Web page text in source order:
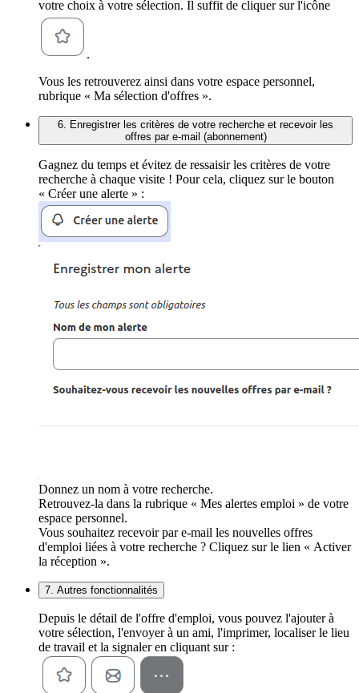
votre choix à votre sélection. Il suffit de cliquer sur l'icône
.
Vous les retrouverez ainsi dans votre espace personnel,
rubrique « Ma sélection d'offres ».
6. Enregistrer les critères de votre recherche et recevoir les
offres par e-mail (abonnement)
Gagnez du temps et évitez de ressaisir les critères de votre
recherche à chaque visite ! Pour cela, cliquez sur le bouton
« Créer une alerte » :
Donnez un nom à votre recherche.
Retrouvez-la dans la rubrique « Mes alertes emploi » de votre
espace personnel.
Vous souhaitez recevoir par e-mail les nouvelles offres
d'emploi liées à votre recherche ? Cliquez sur le lien « Activer
la réception ».
7. Autres fonctionnalités
Depuis le détail de l'offre d'emploi, vous pouvez l'ajouter à
votre sélection, l'envoyer à un ami, l'imprimer, localiser le lieu
de travail et la signaler en cliquant sur :